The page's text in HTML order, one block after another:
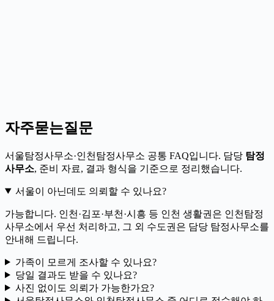
자주묻는질문
서울탐정사무소·인천탐정사무소 공통 FAQ입니다. 담당 탐정
사무소, 준비 자료, 결과 형식을 기준으로 정리했습니다.
서울이 아닌데도 의뢰할 수 있나요?
가능합니다. 인천·김포·부천·시흥 등 인천 생활권은 인천탐정
사무소에서 우선 처리하고, 그 외 수도권은 담당 탐정사무소를
안내해 드립니다.
가족이 모르게 조사할 수 있나요?
당일 결과도 받을 수 있나요?
사진 없이도 의뢰가 가능한가요?